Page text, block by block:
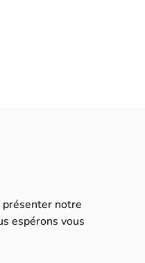
présenter notre
espérons vous